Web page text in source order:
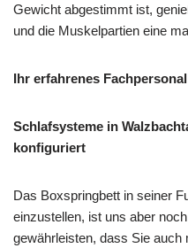
Gewicht abgestimmt ist,
und die Muskelpartien eine
Ihr erfahrenes
Schlafsysteme in
konfiguriert
Das Boxspringbett in seiner
einzustellen, ist uns aber
gewährleisten, dass Sie auch